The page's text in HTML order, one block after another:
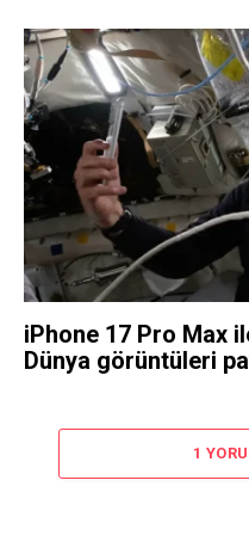
iPhone 17 Pro Max
Dünya görüntüleri
1